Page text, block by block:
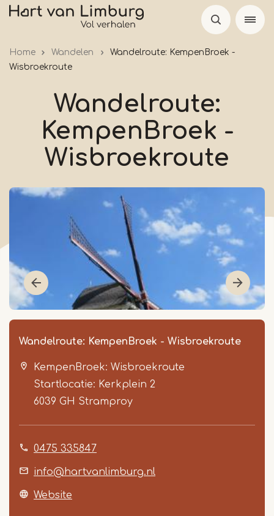
Overslaan
Home Wandelen
Wandelroute: KempenBroek -
Wisbroekroute
Wandelroute:
KempenBroek -
Wisbroekroute
Wandelroute: KempenBroek - Wisbroekroute
KempenBroek: Wisbroekroute
Startlocatie: Kerkplein 2
6039 GH Stramproy
0475 335847
info@hartvanlimburg.nl
Website
Item